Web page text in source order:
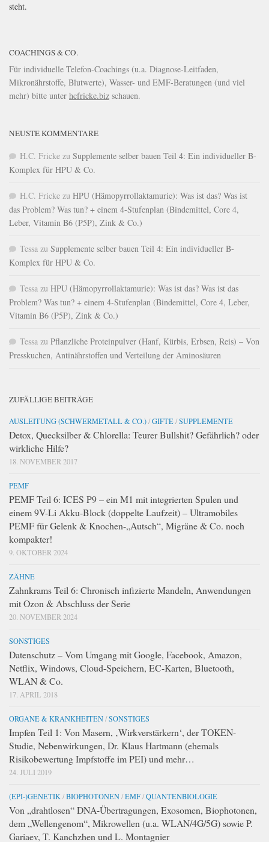
steht.
COACHINGS & CO.
Für individuelle Telefon-Coachings (u.a. Diagnose-Leitfaden,
Mikronährstoffe, Blutwerte), Wasser- und EMF-Beratungen (und viel
mehr) bitte unter hcfricke.biz schauen.
NEUSTE KOMMENTARE
H.C. Fricke zu Supplemente selber bauen Teil 4: Ein individueller B-
Komplex für HPU & Co.
H.C. Fricke zu HPU (Hämopyrrollaktamurie): Was ist das? Was ist
das Problem? Was tun? + einem 4-Stufenplan (Bindemittel, Core 4,
Leber, Vitamin B6 (P5P), Zink & Co.)
Tessa zu Supplemente selber bauen Teil 4: Ein individueller B-
Komplex für HPU & Co.
Tessa zu HPU (Hämopyrrollaktamurie): Was ist das? Was ist das
Problem? Was tun? + einem 4-Stufenplan (Bindemittel, Core 4, Leber,
Vitamin B6 (P5P), Zink & Co.)
Tessa zu Pflanzliche Proteinpulver (Hanf, Kürbis, Erbsen, Reis) – Von
Presskuchen, Antinährstoffen und Verteilung der Aminosäuren
ZUFÄLLIGE BEITRÄGE
AUSLEITUNG (SCHWERMETALL & CO.)/GIFTE/SUPPLEMENTE
Detox, Quecksilber & Chlorella: Teurer Bullshit? Gefährlich? oder
wirkliche Hilfe?
18. NOVEMBER 2017
PEMF
PEMF Teil 6: ICES P9 – ein M1 mit integrierten Spulen und
einem 9V-Li Akku-Block (doppelte Laufzeit) – Ultramobiles
PEMF für Gelenk & Knochen-„Autsch“, Migräne & Co. noch
kompakter!
9. OKTOBER 2024
ZÄHNE
Zahnkrams Teil 6: Chronisch infizierte Mandeln, Anwendungen
mit Ozon & Abschluss der Serie
20. NOVEMBER 2024
SONSTIGES
Datenschutz – Vom Umgang mit Google, Facebook, Amazon,
Netflix, Windows, Cloud-Speichern, EC-Karten, Bluetooth,
WLAN & Co.
17. APRIL 2018
ORGANE & KRANKHEITEN/SONSTIGES
Impfen Teil 1: Von Masern, ‚Wirkverstärkern‘, der TOKEN-
Studie, Nebenwirkungen, Dr. Klaus Hartmann (ehemals
Risikobewertung Impfstoffe im PEI) und mehr…
24. JULI 2019
(EPI-)GENETIK /BIOPHOTONEN/EMF/QUANTENBIOLOGIE
Von „drahtlosen“ DNA-Übertragungen, Exosomen, Biophotonen,
dem „Wellengenom“, Mikrowellen (u.a. WLAN/4G/5G) sowie P.
Gariaev, T. Kanchzhen und L. Montagnier